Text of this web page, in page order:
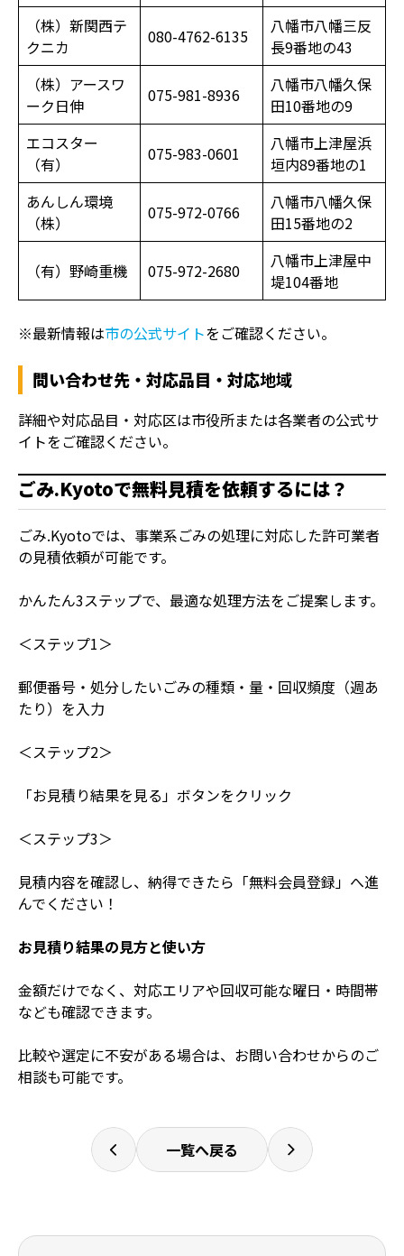
（株）新関西テ
クニカ
080-4762-6135
八幡市八幡三反
長9番地の43
（株）アースワ
ーク日伸
075-981-8936
八幡市八幡久保
田10番地の9
エコスター
（有）
075-983-0601
八幡市上津屋浜
垣内89番地の1
あんしん環境
（株）
075-972-0766
八幡市八幡久保
田15番地の2
（有）野崎重機 075-972-2680
八幡市上津屋中
堤104番地
※最新情報は市の公式サイトをご確認ください。
問い合わせ先・対応品目・対応地域
詳細や対応品目・対応区は市役所または各業者の公式サ
イトをご確認ください。
ごみ.Kyotoで無料見積を依頼するには？
ごみ.Kyotoでは、事業系ごみの処理に対応した許可業者
の見積依頼が可能です。
かんたん3ステップで、最適な処理方法をご提案します。
＜ステップ1＞
郵便番号・処分したいごみの種類・量・回収頻度（週あ
たり）を入力
＜ステップ2＞
「お見積り結果を見る」ボタンをクリック
＜ステップ3＞
見積内容を確認し、納得できたら「無料会員登録」へ進
んでください！
お見積り結果の見方と使い方
金額だけでなく、対応エリアや回収可能な曜日・時間帯
なども確認できます。
比較や選定に不安がある場合は、お問い合わせからのご
相談も可能です。
一覧へ戻る